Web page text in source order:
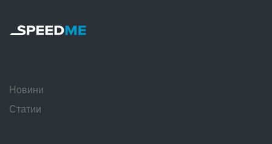
Новини
Статии